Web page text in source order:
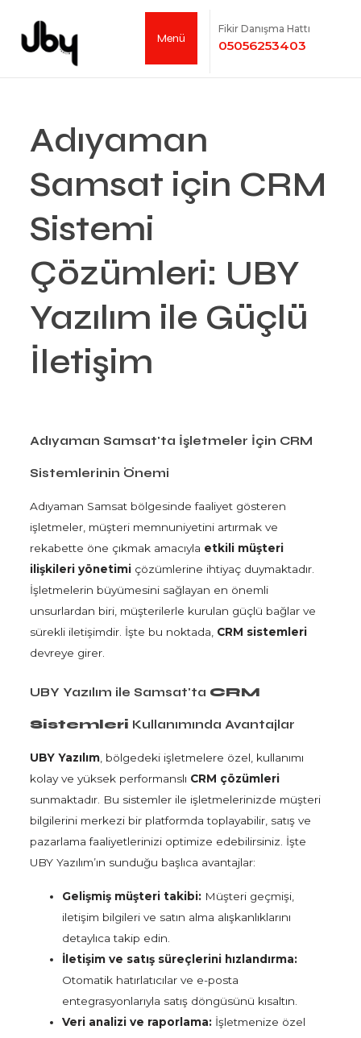
Menü
Fikir Danışma Hattı
05056253403
Adıyaman
Samsat için CRM
Sistemi
Çözümleri: UBY
Yazılım ile Güçlü
İletişim
Adıyaman Samsat'ta İşletmeler İçin CRM
Sistemlerinin Önemi
Adıyaman Samsat bölgesinde faaliyet gösteren
işletmeler, müşteri memnuniyetini artırmak ve
rekabette öne çıkmak amacıyla etkili müşteri
ilişkileri yönetimi çözümlerine ihtiyaç duymaktadır.
İşletmelerin büyümesini sağlayan en önemli
unsurlardan biri, müşterilerle kurulan güçlü bağlar ve
sürekli iletişimdir. İşte bu noktada, CRM sistemleri
devreye girer.
UBY Yazılım ile Samsat'ta CRM
Sistemleri Kullanımında Avantajlar
UBY Yazılım , bölgedeki işletmelere özel, kullanımı
kolay ve yüksek performanslı CRM çözümleri
sunmaktadır. Bu sistemler ile işletmelerinizde müşteri
bilgilerini merkezi bir platformda toplayabilir, satış ve
pazarlama faaliyetlerinizi optimize edebilirsiniz. İşte
UBY Yazılım’ın sunduğu başlıca avantajlar:
Gelişmiş müşteri takibi: Müşteri geçmişi,
iletişim bilgileri ve satın alma alışkanlıklarını
detaylıca takip edin.
İletişim ve satış süreçlerini hızlandırma:
Otomatik hatırlatıcılar ve e-posta
entegrasyonlarıyla satış döngüsünü kısaltın.
Veri analizi ve raporlama: İşletmenize özel